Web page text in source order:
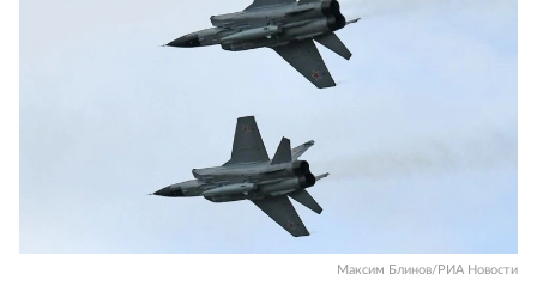
Максим Блинов/РИА Новости